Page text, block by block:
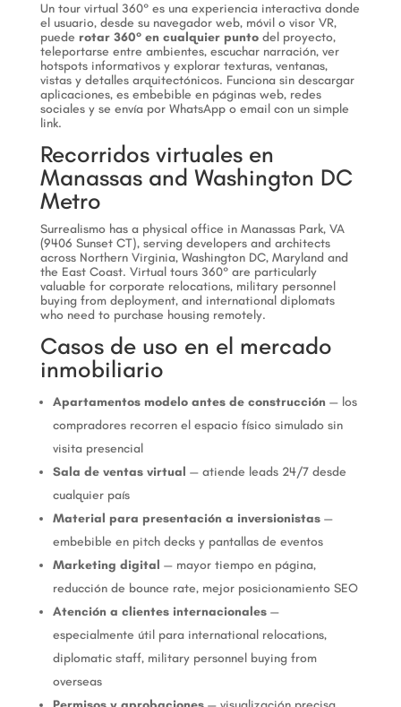
Un tour virtual 360° es una experiencia interactiva donde
el usuario, desde su navegador web, móvil o visor VR,
puede rotar 360° en cualquier puntodel proyecto,
teleportarse entre ambientes, escuchar narración, ver
hotspots informativos y explorar texturas, ventanas,
vistas y detalles arquitectónicos. Funciona sin descargar
aplicaciones, es embebible en páginas web, redes
sociales y se envía por WhatsApp o email con un simple
link.
Recorridos virtuales en
Manassas and Washington DC
Metro
Surrealismo has a physical office in Manassas Park, VA
(9406 Sunset CT), serving developers and architects
across Northern Virginia, Washington DC, Maryland and
the East Coast. Virtual tours 360° are particularly
valuable for corporate relocations, military personnel
buying from deployment, and international diplomats
who need to purchase housing remotely.
Casos de uso en el mercado
inmobiliario
Apartamentos modelo antes de construcción— los
compradores recorren el espacio físico simulado sin
visita presencial
Sala de ventas virtual — atiende leads 24/7 desde
cualquier país
Material para presentación a inversionistas—
embebible en pitch decks y pantallas de eventos
Marketing digital — mayor tiempo en página,
reducción de bounce rate, mejor posicionamiento SEO
Atención a clientes internacionales—
especialmente útil para international relocations,
diplomatic staff, military personnel buying from
overseas